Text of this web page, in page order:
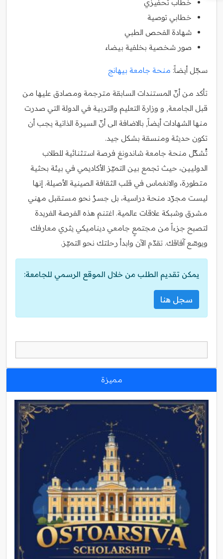
خطاب تحفيزي
خطابي توصية
شهادة الفحص الطبي
صور شخصية بخلفية بيضاء
سجّل أيضاً: منحة جامعة بيهانج
تأكد من أنّ المستندات السابقة مترجمة ومصادق عليها من
قبل الجامعة, و وزارة التعليم والتربية في الدولة التي صدرت
منها الشهادات أيضاً, بالاضافة الى أنّ السيرة الذاتية يجب أن
تكون حديثة ومنسقة بشكل جيد.
تُشكّل منحة جامعة شاندونغ فرصة استثنائية للطلاب
الدوليين، حيث تجمع بين التميّز الأكاديمي في بيئة بحثية
متطورة، والانغماس في قلب الثقافة الصينية الأصيلة. إنها
ليست مجرّد منحة دراسية، بل جسرٌ نحو مستقبل مهني
مشرق وشبكة علاقات عالمية. اغتنم هذه الفرصة الفريدة
لتصبح جزءاً من مجتمعٍ جامعي ديناميكي يثري معارفك
ويوسّع آفاقك. تقدّم الآن وابدأ رحلتك نحو التميّز.
يمكن تقديم الطلب من خلال الموقع الرسمي للجامعة:
سجل هنا
مميزة